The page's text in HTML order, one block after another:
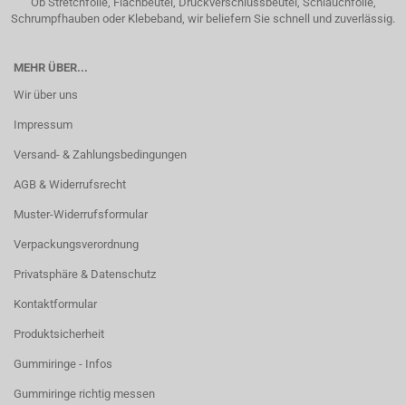
Schrumpfhauben oder Klebeband, wir beliefern Sie schnell und zuverlässig.
MEHR ÜBER...
Wir über uns
Impressum
Versand- & Zahlungsbedingungen
AGB & Widerrufsrecht
Muster-Widerrufsformular
Verpackungsverordnung
Privatsphäre & Datenschutz
Kontaktformular
Produktsicherheit
Gummiringe - Infos
Gummiringe richtig messen